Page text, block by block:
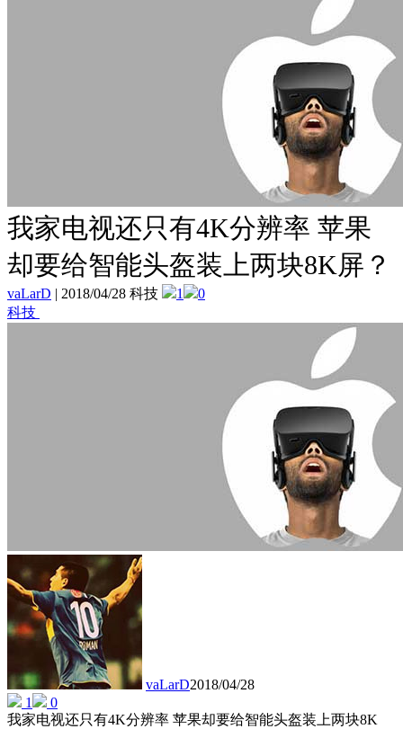
我家电视还只有4K分辨率 苹果
却要给智能头盔装上两块8K屏？
vaLarD | 2018/04/28 科技 1
0
科技
vaLarD2018/04/28
1
0
我家电视还只有4K分辨率 苹果却要给智能头盔装上两块8K